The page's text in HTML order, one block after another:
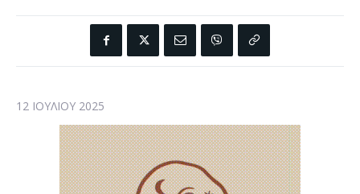
12 ΙΟΥΛΊΟΥ 2025